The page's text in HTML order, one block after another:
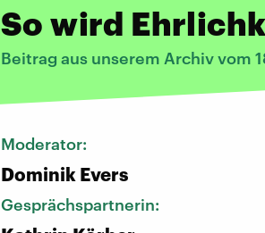
So wird
Beitrag aus unserem Archiv vom
Moderator:
Dominik Evers
Gesprächspartnerin: